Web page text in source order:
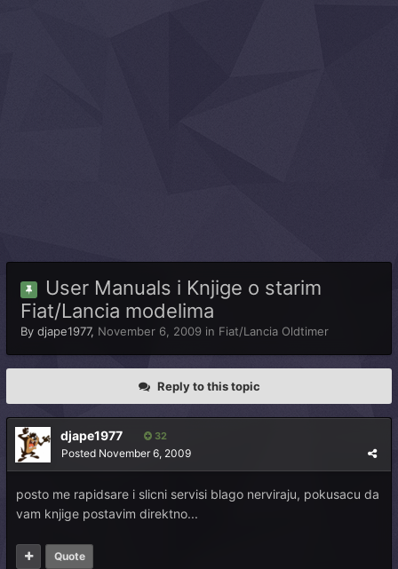
User Manuals i Knjige o starim
Fiat/Lancia modelima
By djape1977, November 6, 2009 in Fiat/Lancia Oldtimer
Reply to this topic
djape1977 32
Posted November 6, 2009
posto me rapidsare i slicni servisi blago nerviraju, pokusacu da
vam knjige postavim direktno...
Quote